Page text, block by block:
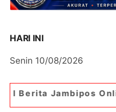
HARI INI
Senin 10/08/2026
Online. Portal